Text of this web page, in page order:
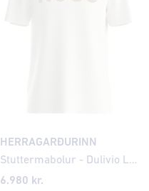
HERRAGARÐURINN
Stuttermabolur - Dulivio Logo
6.980 kr.